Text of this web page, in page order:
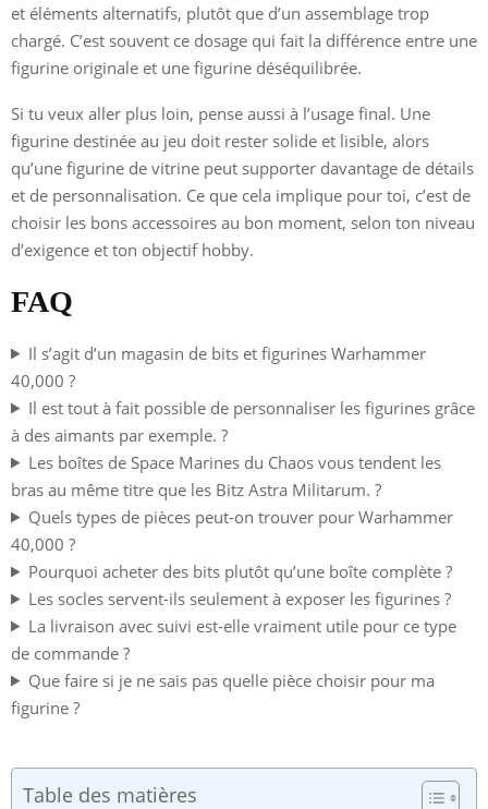
et éléments alternatifs, plutôt que d’un assemblage trop
chargé. C’est souvent ce dosage qui fait la différence entre une
figurine originale et une figurine déséquilibrée.
Si tu veux aller plus loin, pense aussi à l’usage final. Une
figurine destinée au jeu doit rester solide et lisible, alors
qu’une figurine de vitrine peut supporter davantage de détails
et de personnalisation. Ce que cela implique pour toi, c’est de
choisir les bons accessoires au bon moment, selon ton niveau
d’exigence et ton objectif hobby.
FAQ
Il s’agit d’un magasin de bits et figurines Warhammer
40,000 ?
Il est tout à fait possible de personnaliser les figurines grâce
à des aimants par exemple. ?
Les boîtes de Space Marines du Chaos vous tendent les
bras au même titre que les Bitz Astra Militarum. ?
Quels types de pièces peut-on trouver pour Warhammer
40,000 ?
Pourquoi acheter des bits plutôt qu’une boîte complète ?
Les socles servent-ils seulement à exposer les figurines ?
La livraison avec suivi est-elle vraiment utile pour ce type
de commande ?
Que faire si je ne sais pas quelle pièce choisir pour ma
figurine ?
Table des matières